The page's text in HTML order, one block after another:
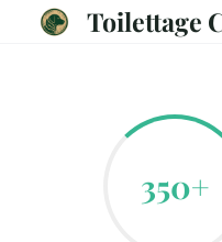
Toilettage
350+